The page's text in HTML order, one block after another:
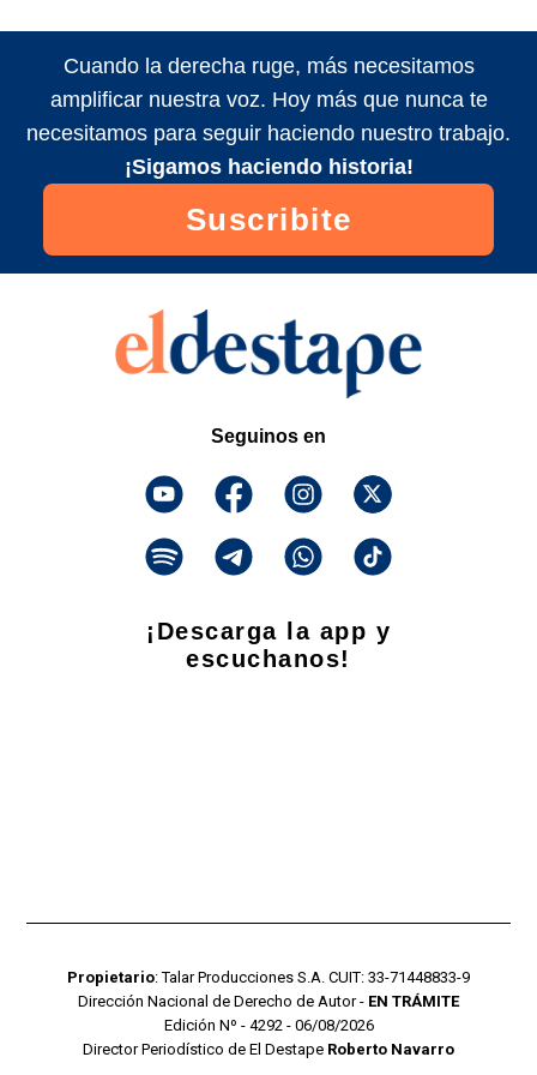
Cuando la derecha ruge, más necesitamos
amplificar nuestra voz. Hoy más que nunca te
necesitamos para seguir haciendo nuestro trabajo.
¡Sigamos haciendo historia!
Suscribite
Seguinos en
¡Descarga la app y
escuchanos!
Propietario: Talar Producciones S.A. CUIT: 33-71448833-9
Dirección Nacional de Derecho de Autor - EN TRÁMITE
Edición Nº - 4292 - 06/08/2026
Director Periodístico de El Destape Roberto Navarro